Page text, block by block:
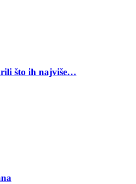
što ih najviše…